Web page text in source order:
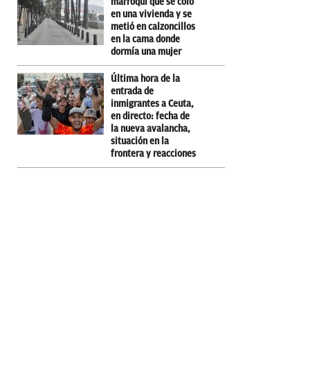
en una vivienda y se
metió en calzoncillos
en la cama donde
dormía una mujer
Última hora de la
entrada de
inmigrantes a Ceuta,
en directo: fecha de
la nueva avalancha,
situación en la
frontera y reacciones